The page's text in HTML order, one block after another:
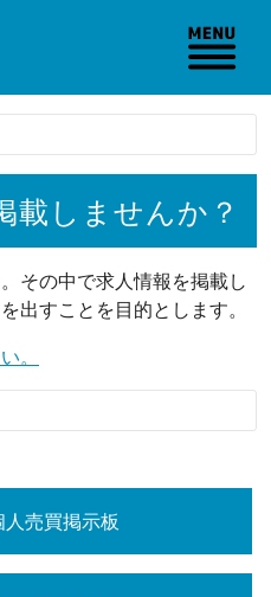
載しませんか？
その中で求人情報を掲載し
出すことを目的とします。
。
売買掲示板